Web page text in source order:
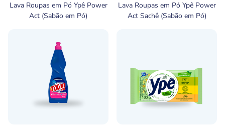
Lava Roupas em Pó Ypê Power
Act (Sabão em Pó)
Lava Roupas em Pó Ypê Power
Act Sachê (Sabão em Pó)